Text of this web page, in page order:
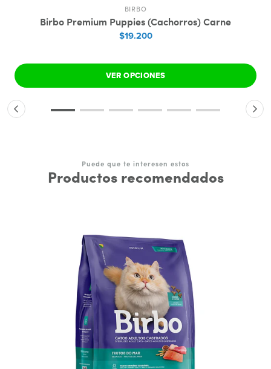
BIRBO
Birbo Premium Puppies (Cachorros) Carne
$19.200
VER OPCIONES
Puede que te interesen estos
Productos recomendados